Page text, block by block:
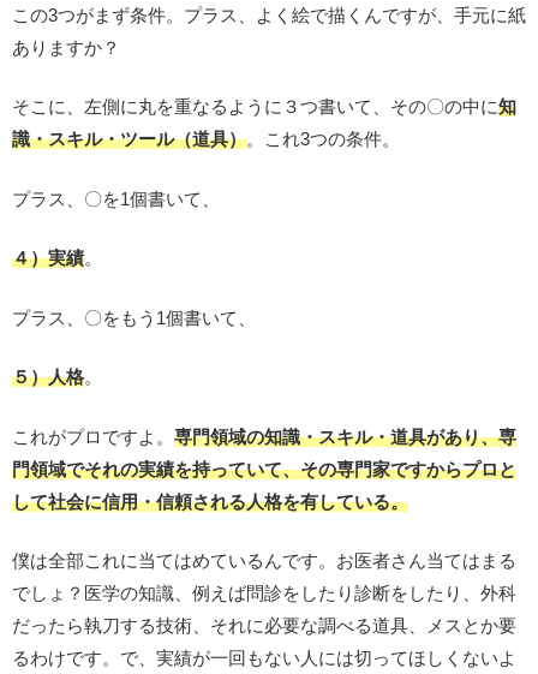
この3つがまず条件。プラス、よく絵で描くんですが、手元に紙
ありますか？
そこに、左側に丸を重なるように３つ書いて、その〇の中に知
識・スキル・ツール（道具）。これ3つの条件。
プラス、〇を1個書いて、
４）実績。
プラス、〇をもう1個書いて、
５）人格。
これがプロですよ。 専門領域の知識・スキル・道具があり、専
門領域でそれの実績を持っていて、その専門家ですからプロと
して社会に信用・信頼される人格を有している。
僕は全部これに当てはめているんです。お医者さん当てはまる
でしょ？医学の知識、例えば問診をしたり診断をしたり、外科
だったら執刀する技術、それに必要な調べる道具、メスとか要
るわけです。で、実績が一回もない人には切ってほしくないよ